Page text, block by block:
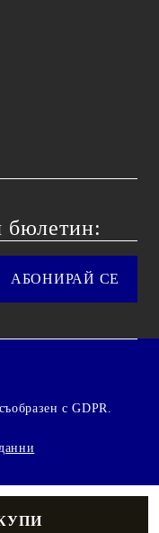
бюлетин:
с GDPR.